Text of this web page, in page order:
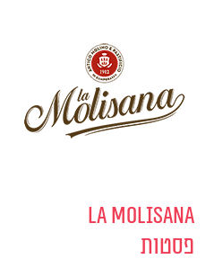
La Molisana
פסטות